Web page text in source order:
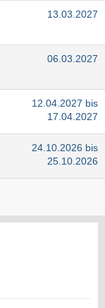
13.03.2027
06.03.2027
12.04.2027 bis
17.04.2027
24.10.2026 bis
25.10.2026